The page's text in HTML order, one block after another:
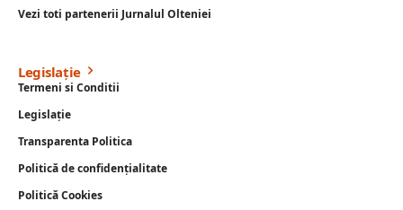
Vezi toti partenerii Jurnalul Olteniei
Legislație
Termeni si Conditii
Legislație
Transparenta Politica
Politică de confidențialitate
Politică Cookies